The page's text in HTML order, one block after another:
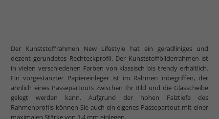
Der Kunststoffrahmen New Lifestyle hat ein geradliniges und
dezent gerundetes Rechteckprofil. Der Kunststoffbilderrahmen ist
in vielen verschiedenen Farben von klassisch bis trendy erhältlich.
Ein vorgestanzter Papiereinleger ist im Rahmen inbegriffen, der
ähnlich eines Passepartouts zwischen Ihr Bild und die Glasscheibe
gelegt werden kann. Aufgrund der hohen Falztiefe des
Rahmenprofils können Sie auch ein eigenes Passepartout mit einer
maximalen Stärke von 1,4 mm einlegen.